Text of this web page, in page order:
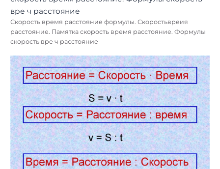
Скорость время расстояние формулы. Скоростьвреия
расстояние. Памятка скорость время расстояние. Формулы
скорость вре ч расстояние
Найти: